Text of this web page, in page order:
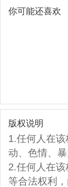
你可能还喜欢
版权说明
1.任何人在
动、色情、
2.任何人在
等合法权利